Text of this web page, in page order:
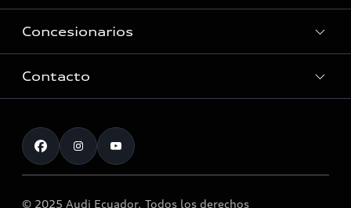
Historia
Innovación Audi
Tecnología quattro®
Audi Motorsport
Noticias
Concesionarios
Servicio Post Venta
Llamado a revisión airbag Takata
Contacto
Atención al cliente
© 2025 Audi Ecuador. Todos los derechos